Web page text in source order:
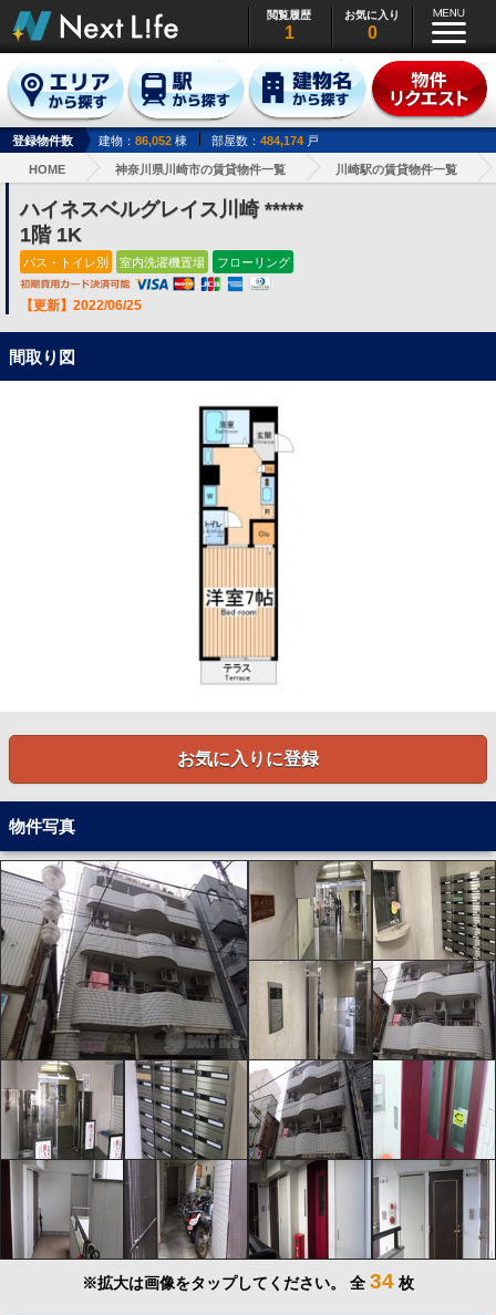
閲覧履歴
1
お気に入り
0
登録物件数 建物： 86,052 棟 部屋数： 484,174 戸
HOME 神奈川県川崎市の賃貸物件一覧 川崎駅の賃貸物件一覧
ハイネスベルグレイス川崎 *****
1階 1K
バス・トイレ別 室内洗濯機置場 フローリング
【更新】2022/06/25
間取り図
お気に入りに登録
物件写真
※拡大は画像をタップしてください。 全 34 枚